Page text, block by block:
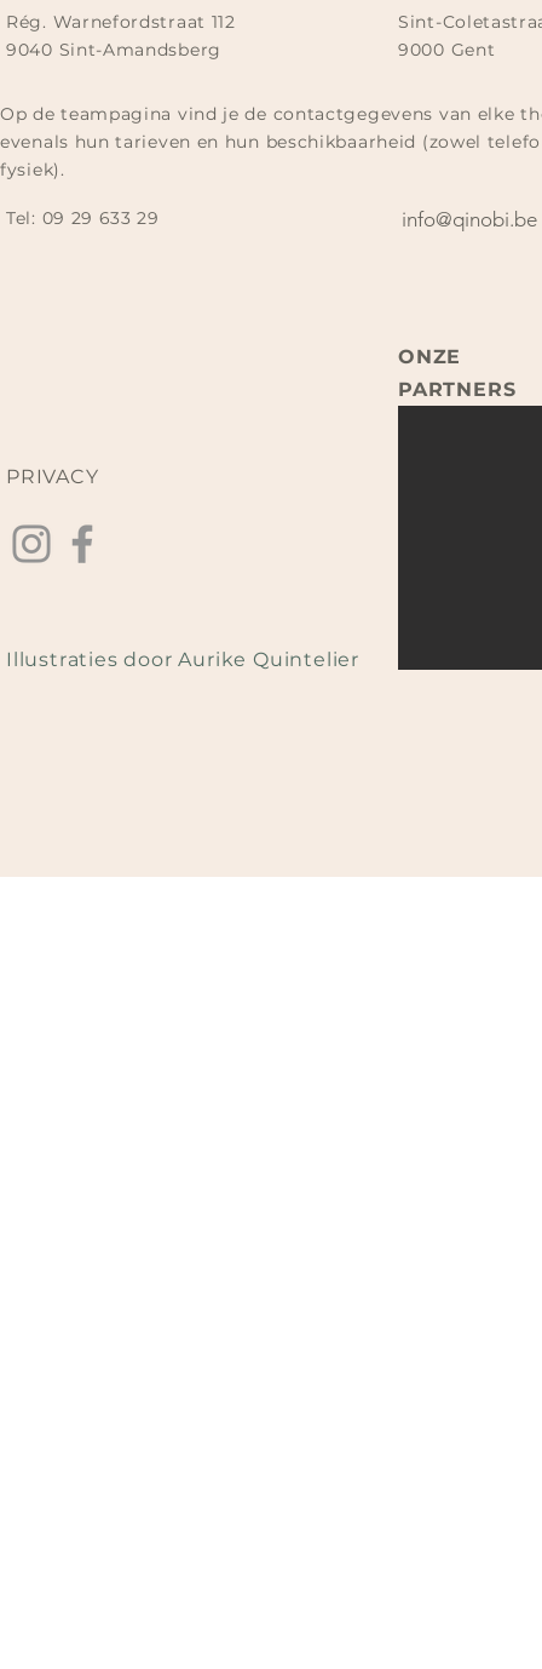
Rég. Warnefordstraat 112
9040 Sint-Amandsberg
Sint-
9000 Gent
Op de teampagina vind je de contactgegevens van elke
evenals hun tarieven en hun beschikbaarheid (zowel
fysiek).
Tel: 09 29 633 29​ info@qinobi.be
ONZE
PARTNERS
PRIVACY
Illustraties door Aurike Quintelier